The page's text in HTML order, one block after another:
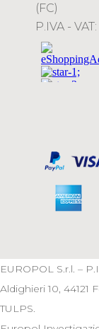
(FC)
P.IVA -
EUROPOL S.r.l. –
Aldighieri 10, 44121
TULPS.